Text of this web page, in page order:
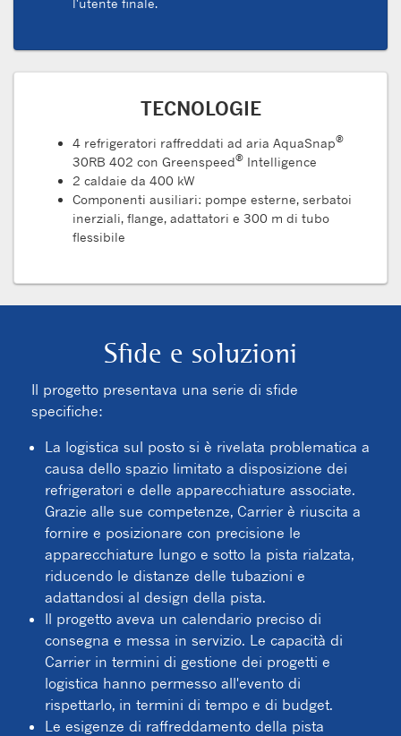
TECNOLOGIE
4 refrigeratori raffreddati ad aria AquaSnap®
30RB 402 con Greenspeed®Intelligence
2 caldaie da 400 kW
Componenti ausiliari: pompe esterne, serbatoi
inerziali, flange, adattatori e 300 m di tubo
flessibile
Sfide e soluzioni
Il progetto presentava una serie di sfide
specifiche:
La logistica sul posto si è rivelata problematica a
causa dello spazio limitato a disposizione dei
refrigeratori e delle apparecchiature associate.
Grazie alle sue competenze, Carrier è riuscita a
fornire e posizionare con precisione le
apparecchiature lungo e sotto la pista rialzata,
riducendo le distanze delle tubazioni e
adattandosi al design della pista.
Il progetto aveva un calendario preciso di
consegna e messa in servizio. Le capacità di
Carrier in termini di gestione dei progetti e
logistica hanno permesso all'evento di
rispettarlo, in termini di tempo e di budget.
Le esigenze di raffreddamento della pista